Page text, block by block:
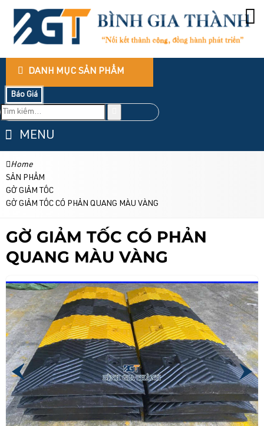
DANH MỤC SẢN PHẨM
Báo Giá
MENU
Home
SẢN PHẨM
GỜ GIẢM TỐC
GỜ GIẢM TỐC CÓ PHẢN QUANG MÀU VÀNG
GỜ GIẢM TỐC CÓ PHẢN
QUANG MÀU VÀNG